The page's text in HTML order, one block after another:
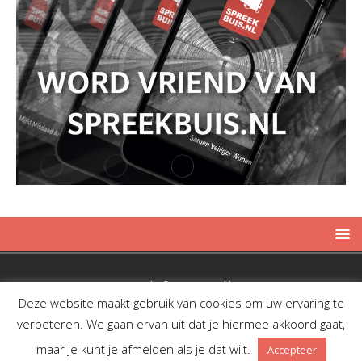
Copyright © 2019 Spreekbuis
Deze website maakt gebruik van cookies om uw ervaring te
verbeteren. We gaan ervan uit dat je hiermee akkoord gaat,
maar je kunt je afmelden als je dat wilt.
Accepteer